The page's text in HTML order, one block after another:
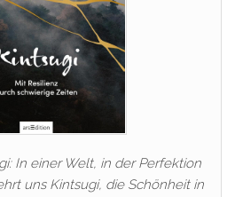
In einer Welt, in der Perfektion
uns Kintsugi, die Schönheit in